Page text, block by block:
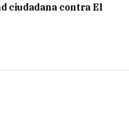
ciudadana contra El